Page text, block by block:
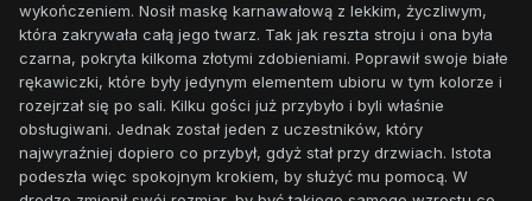
wykończeniem. Nosił maskę karnawałową z lekkim, życzliwym,
która zakrywała całą jego twarz. Tak jak reszta stroju i ona była
czarna, pokryta kilkoma złotymi zdobieniami. Poprawił swoje białe
rękawiczki, które były jedynym elementem ubioru w tym kolorze i
rozejrzał się po sali. Kilku gości już przybyło i byli właśnie
obsługiwani. Jednak został jeden z uczestników, który
najwyraźniej dopiero co przybył, gdyż stał przy drzwiach. Istota
podeszła więc spokojnym krokiem, by służyć mu pomocą. W